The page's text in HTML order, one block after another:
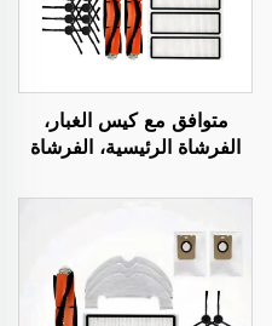
متوافق مع كيس الغبار،
الفرشاة الرئيسية، الفرشاة
لملحقات مكنسة Dreame
L10plus/Z10pro/D10PLUS